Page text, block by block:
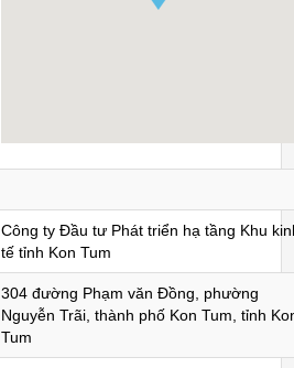
Công ty Đầu tư Phát triển hạ tầng Khu
tế tỉnh Kon Tum
304 đường Phạm văn Đồng, phường
Nguyễn Trãi, thành phố Kon Tum, tỉnh
Tum